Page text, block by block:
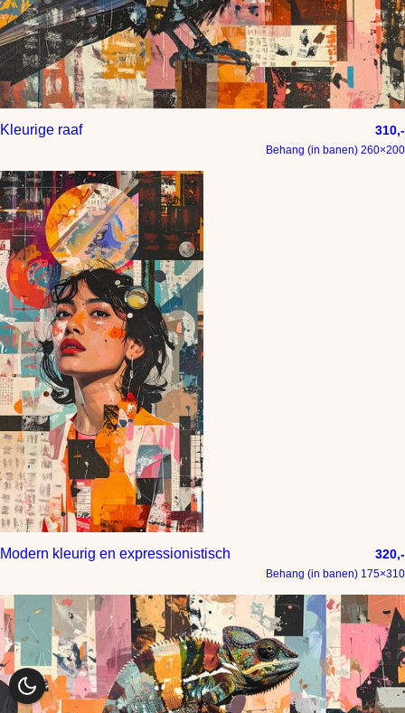
Kleurige raaf 310,-
Behang (in banen) 260×200
Modern kleurig en expressionistisch 320,-
Behang (in banen) 175×310